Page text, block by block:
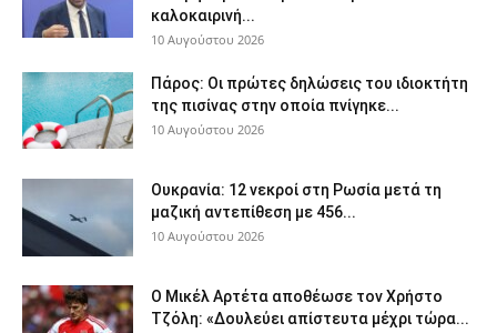
καλοκαιρινή...
10 Αυγούστου 2026
Πάρος: Οι πρώτες δηλώσεις του ιδιοκτήτη
της πισίνας στην οποία πνίγηκε...
10 Αυγούστου 2026
Ουκρανία: 12 νεκροί στη Ρωσία μετά τη
μαζική αντεπίθεση με 456...
10 Αυγούστου 2026
Ο Μικέλ Αρτέτα αποθέωσε τον Χρήστο
Τζόλη: «Δουλεύει απίστευτα μέχρι τώρα...